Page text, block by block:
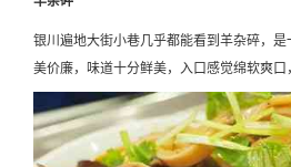
银川遍地大街小巷几乎都能看到羊杂碎，
美价廉，味道十分鲜美，入口感觉绵软爽口